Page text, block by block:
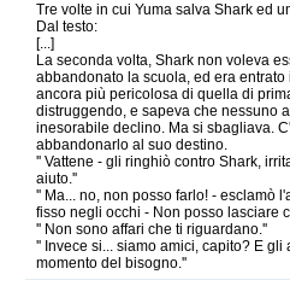
Tre volte in cui Yuma salva Shark ed
Dal testo:
[...]
La seconda volta, Shark non voleva
abbandonato la scuola, ed era
ancora più pericolosa di quella di
distruggendo, e sapeva che nessuno
inesorabile declino. Ma si sbagliava.
abbandonarlo al suo destino.
'' Vattene - gli ringhiò contro Shark,
aiuto.''
'' Ma... no, non posso farlo! - esclamò
fisso negli occhi - Non posso lasciare
'' Non sono affari che ti riguardano.''
'' Invece si... siamo amici, capito? E gli
momento del bisogno.''